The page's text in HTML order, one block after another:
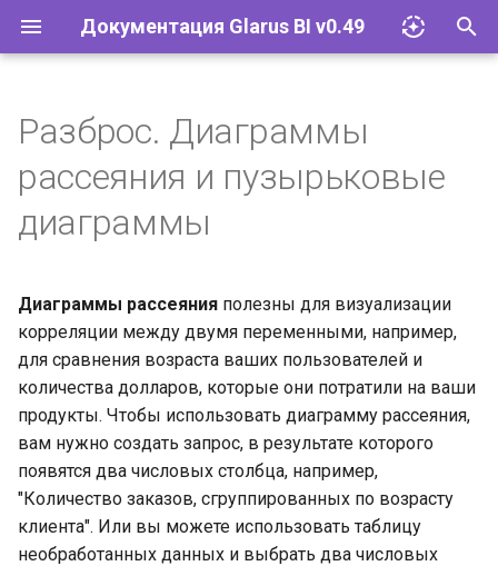
Документация Glarus BI v0.49
ц
и
л
и
з
ц
я
Импорт файлов Excel
Дашборды
Модели
Действия
Исследование и
организация
Установка и эксплуатация
Учётные записи и группы
Разрешения
Инструменты
Встраивание
Устранение проблем
Документация API
Разброс. Диаграммы
рассеяния и пузырьковые
диаграммы
Диаграммы рассеяния полезны для визуализации
корреляции между двумя переменными, например,
для сравнения возраста ваших пользователей и
количества долларов, которые они потратили на ваши
продукты. Чтобы использовать диаграмму рассеяния,
вам нужно создать запрос, в результате которого
появятся два числовых столбца, например,
"Количество заказов, сгруппированных по возрасту
клиента". Или вы можете использовать таблицу
необработанных данных и выбрать два числовых